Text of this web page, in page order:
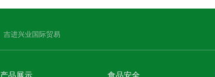
吉进兴业国际贸易
产品展示 食品安全